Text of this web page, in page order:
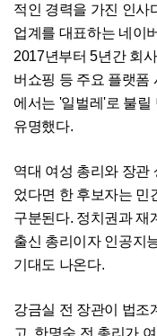
적인 경력을 가진 인사
업계를 대표하는 네이
2017년부터 5년간 회
버쇼핑 등 주요 플랫폼
에서는 '일벌레'로 불
유명했다.
역대 여성 총리와 장관
었다면 한 후보자는 민
구분된다. 정치권과 재
출신 총리이자 인공지
기대도 나온다.
강금실 전 장관이 법조
고, 한명숙 전 총리가